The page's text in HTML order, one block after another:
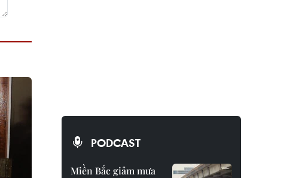
PODCAST
Miền Bắc giảm mưa